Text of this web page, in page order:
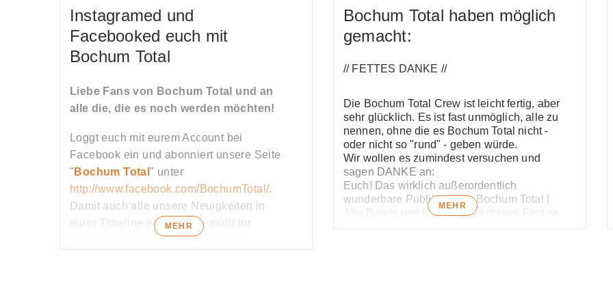
(klicken)
wart Ihr dabei?
Instagramed und
Facebooked euch mit
Bochum Total
Liebe Fans von Bochum Total und an
alle die, die es noch werden möchten!
Loggt euch mit eurem Account bei
Facebook ein und abonniert unsere Seite
" Bochum Total" unter
http://www.facebook.com/BochumTotal/.
Damit auch alle unsere Neuigkeiten in
eurer Timeline erscheinen, müßt ihr
zusätzlich die Option" Als Erstes
MEHR
Bochum Total haben möglich
gemacht:
// FETTES DANKE //
Die Bochum Total Crew ist leicht fertig, aber
sehr glücklich. Es ist fast unmöglich, alle zu
nennen, ohne die es Bochum Total nicht -
oder nicht so "rund" - geben würde.
Wir wollen es zumindest versuchen und
sagen DANKE an:
Euch! Das wirklich außerordentlich
wunderbare Publikum von Bochum Total |
Alle Bands und Künstler, die dieses Fest so
MEHR